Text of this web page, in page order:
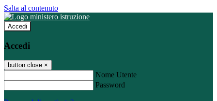
Salta al contenuto
Accedi
Accedi
button close ×
Nome Utente
Password